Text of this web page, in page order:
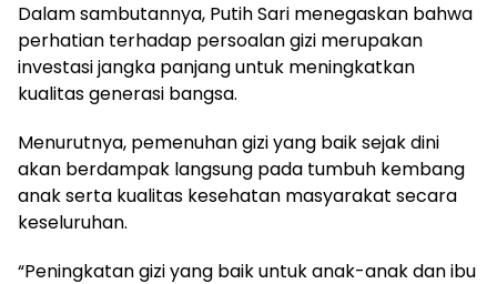
Dalam sambutannya, Putih Sari menegaskan bahwa
perhatian terhadap persoalan gizi merupakan
investasi jangka panjang untuk meningkatkan
kualitas generasi bangsa.
Menurutnya, pemenuhan gizi yang baik sejak dini
akan berdampak langsung pada tumbuh kembang
anak serta kualitas kesehatan masyarakat secara
keseluruhan.
“Peningkatan gizi yang baik untuk anak-anak dan ibu